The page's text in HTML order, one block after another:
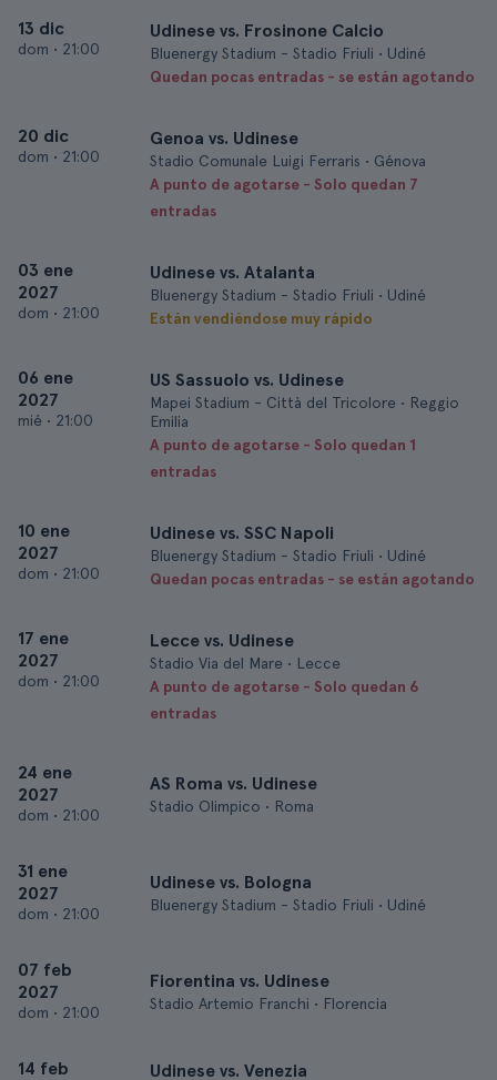
13 dic
dom • 21:00
Udinese vs. Frosinone Calcio
Bluenergy Stadium - Stadio Friuli • Udiné
Quedan pocas entradas - se están agotando
20 dic
dom • 21:00
Genoa vs. Udinese
Stadio Comunale Luigi Ferraris • Génova
A punto de agotarse - Solo quedan 7
entradas
03 ene
2027
dom • 21:00
Udinese vs. Atalanta
Bluenergy Stadium - Stadio Friuli • Udiné
Están vendiéndose muy rápido
06 ene
2027
mié • 21:00
US Sassuolo vs. Udinese
Mapei Stadium - Città del Tricolore • Reggio
Emilia
A punto de agotarse - Solo quedan 1
entradas
10 ene
2027
dom • 21:00
Udinese vs. SSC Napoli
Bluenergy Stadium - Stadio Friuli • Udiné
Quedan pocas entradas - se están agotando
17 ene
2027
dom • 21:00
Lecce vs. Udinese
Stadio Via del Mare • Lecce
A punto de agotarse - Solo quedan 6
entradas
24 ene
2027
dom • 21:00
AS Roma vs. Udinese
Stadio Olimpico • Roma
31 ene
2027
dom • 21:00
Udinese vs. Bologna
Bluenergy Stadium - Stadio Friuli • Udiné
07 feb
2027
dom • 21:00
Fiorentina vs. Udinese
Stadio Artemio Franchi • Florencia
14 feb
Udinese vs. Venezia